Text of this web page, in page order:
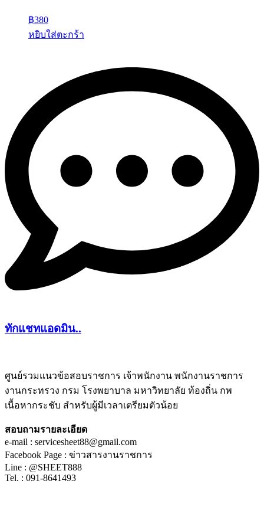
฿380
หยิบใส่ตะกร้า
ทักแชทแอดมิน..
ศูนย์รวมแนวข้อสอบราชการ เจ้าพนักงาน พนักงานราชการ
งานกระทรวง กรม โรงพยาบาล มหาวิทยาลัย ท้องถิ่น กพ
เนื้อหากระชับ สำหรับผู้มีเวลาเตรียมตัวน้อย
สอบถามรายละเอียด
e-mail : servicesheet88@gmail.com
Facebook Page : ข่าวสารงานราชการ
Line : @SHEET888
Tel. : 091-8641493